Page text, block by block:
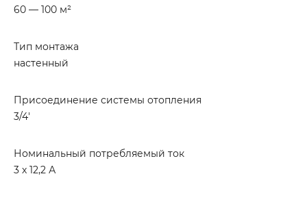
60 — 100 м²
Тип монтажа
настенный
Присоединение системы отопления
3/4'
Номинальный потребляемый ток
3 х 12,2 А